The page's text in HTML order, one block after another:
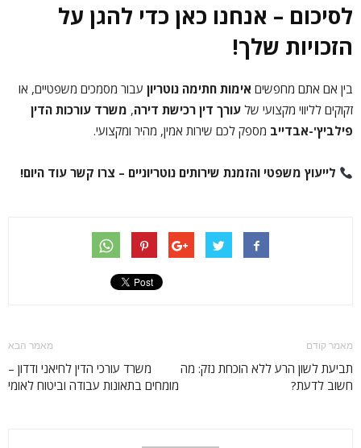
לסיכום – אנחנו כאן כדי להגן על
הזכויות שלך!
בין אם אתם מחפשים אימות חתימה נוטריון עבור מסמכים משפטיים, או
זקוקים לליווי מקצועי של עורך דין רכישת דירה, משרד עורכות הדין
פילביץ'-אבדייב מספק לכם שירות אמין, מהיר ומקצועי.
לייעוץ משפטי והזמנת שירותים נוטריוניים – צרו קשר עוד היום!
מאמר קודם
תביעת לשון הרע ללא הוכחת נזק: מה
חשוב לדעת?
מאמר הבא
משרד עורכי הדין לחיאני ודדון –
מומחים בתאונות עבודה וביטוח לאומי